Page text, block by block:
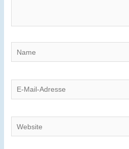
Name
E-
Mail-
Website